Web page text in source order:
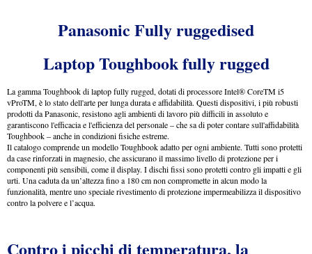
Panasonic Fully ruggedised
Laptop Toughbook fully rugged
La gamma Toughbook di laptop fully rugged, dotati di processore Intel® CoreTM i5
vProTM, è lo stato dell'arte per lunga durata e affidabilità. Questi dispositivi, i più robusti
prodotti da Panasonic, resistono agli ambienti di lavoro più difficili in assoluto e
garantiscono l'efficacia e l'efficienza del personale – che sa di poter contare sull'affidabilità
Toughbook – anche in condizioni fisiche estreme.
Il catalogo comprende un modello Toughbook adatto per ogni ambiente. Tutti sono protetti
da case rinforzati in magnesio, che assicurano il massimo livello di protezione per i
componenti più sensibili, come il display. I dischi fissi sono protetti contro gli impatti e gli
urti. Una caduta da un’altezza fino a 180 cm non compromette in alcun modo la
funzionalità, mentre uno speciale rivestimento di protezione impermeabilizza il dispositivo
contro la polvere e l’acqua.
Contro i picchi di temperatura, la